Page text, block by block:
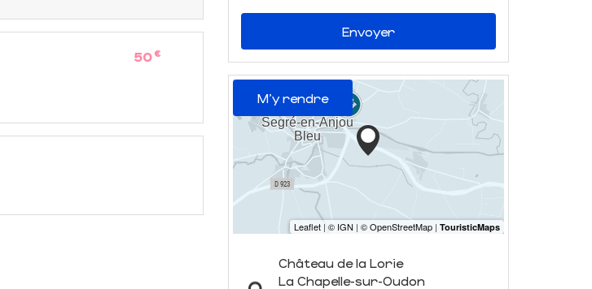
50 €
Envoyer
M'y rendre
Château de la Lorie
La Chapelle-sur-Oudon